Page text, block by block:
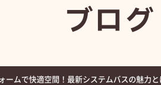
ブログ
ームで快適空間！最新システムバスの魅力と